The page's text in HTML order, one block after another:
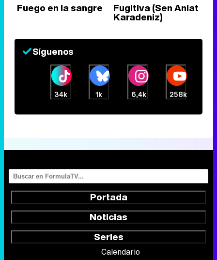
Fuego en la sangre Fugitiva (Sen Anlat
Karadeniz)
Síguenos
34k 1k 6,4k 258k
Portada
Noticias
Series
Calendario